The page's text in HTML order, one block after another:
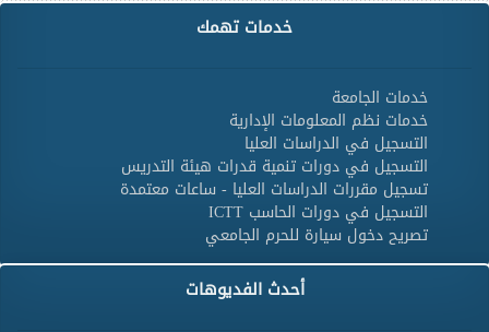
خدمات تهمك
خدمات الجامعة
خدمات نظم المعلومات الإدارية
التسجيل في الدراسات العليا
التسجيل في دورات تنمية قدرات هيئة التدريس
تسجيل مقررات الدراسات العليا - ساعات معتمدة
التسجيل في دورات الحاسب ICTT
تصريح دخول سيارة للحرم الجامعي
أحدث الفديوهات